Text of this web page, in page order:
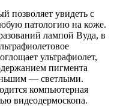
позволяет увидеть с
патологию на коже.
лампой Вуда, в
ультрафиолет,
пигмента
— светлыми.
компьютерная
видеодермоскопа.